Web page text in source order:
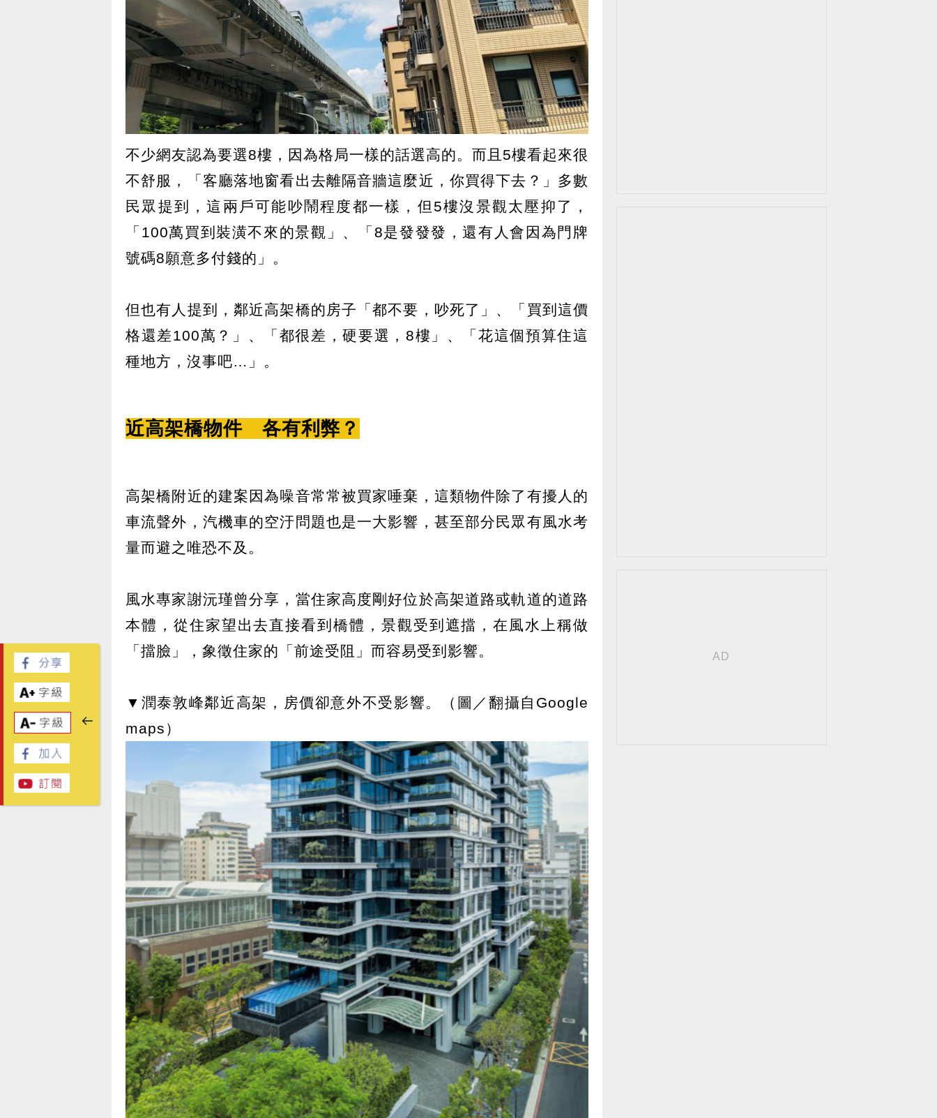
不少網友認為要選8樓，因為格局一樣的話選高的。而且5樓看起來很
不舒服，「客廳落地窗看出去離隔音牆這麼近，你買得下去？」多數
民眾提到，這兩戶可能吵鬧程度都一樣，但5樓沒景觀太壓抑了，
「100萬買到裝潢不來的景觀」、「8是發發發，還有人會因為門牌
號碼8願意多付錢的」。
但也有人提到，鄰近高架橋的房子「都不要，吵死了」、「買到這價
格還差100萬？」、「都很差，硬要選，8樓」、「花這個預算住這
種地方，沒事吧…」。
近高架橋物件 各有利弊？
高架橋附近的建案因為噪音常常被買家唾棄，這類物件除了有擾人的
車流聲外，汽機車的空汙問題也是一大影響，甚至部分民眾有風水考
量而避之唯恐不及。
風水專家謝沅瑾曾分享，當住家高度剛好位於高架道路或軌道的道路
本體，從住家望出去直接看到橋體，景觀受到遮擋，在風水上稱做
「擋臉」，象徵住家的「前途受阻」而容易受到影響。
▼潤泰敦峰鄰近高架，房價卻意外不受影響。（圖／翻攝自Google
maps）